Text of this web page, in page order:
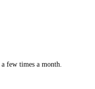
few times a month.